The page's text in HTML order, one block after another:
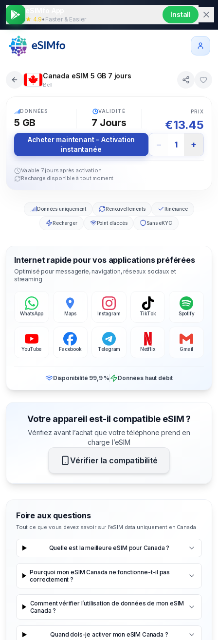
★ 4.9• Faster & Easier
Install
Canada eSIM 5 GB 7 jours
Bell
DONNÉES
5 GB
VALIDITÉ
7 Jours
PRIX
€13.45
Acheter maintenant – Activation
instantanée
− 1 +
Valable 7 jours après activation
Recharge disponible à tout moment
Données uniquement Renouvellements Itinérance
Recharger Point d’accès Sans eKYC
Internet rapide pour vos applications préférées
Optimisé pour messagerie, navigation, réseaux sociaux et
streaming
WhatsApp Maps Instagram TikTok Spotify
YouTube Facebook Telegram Netflix Gmail
Disponibilité 99,9 % Données haut débit
Votre appareil est-il compatible eSIM ?
Vérifiez avant l’achat que votre téléphone prend en
charge l’eSIM
Vérifier la compatibilité
Foire aux questions
Tout ce que vous devez savoir sur l’eSIM data uniquement en Canada
Quelle est la meilleure eSIM pour Canada ?
Pourquoi mon eSIM Canada ne fonctionne-t-il pas
correctement ?
Comment vérifier l’utilisation de données de mon eSIM
Canada ?
Quand dois-je activer mon eSIM Canada ?